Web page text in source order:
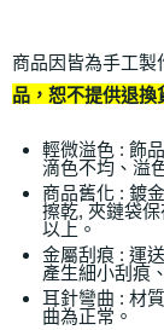
商品因皆為手工製
品，恕不提供退換
輕微溢色 : 飾
滴色不均、溢
商品舊化 : 鍍
擦乾, 夾鏈袋
以上。
金屬刮痕 : 運
產生細小刮痕
耳針彎曲 : 材
曲為正常。